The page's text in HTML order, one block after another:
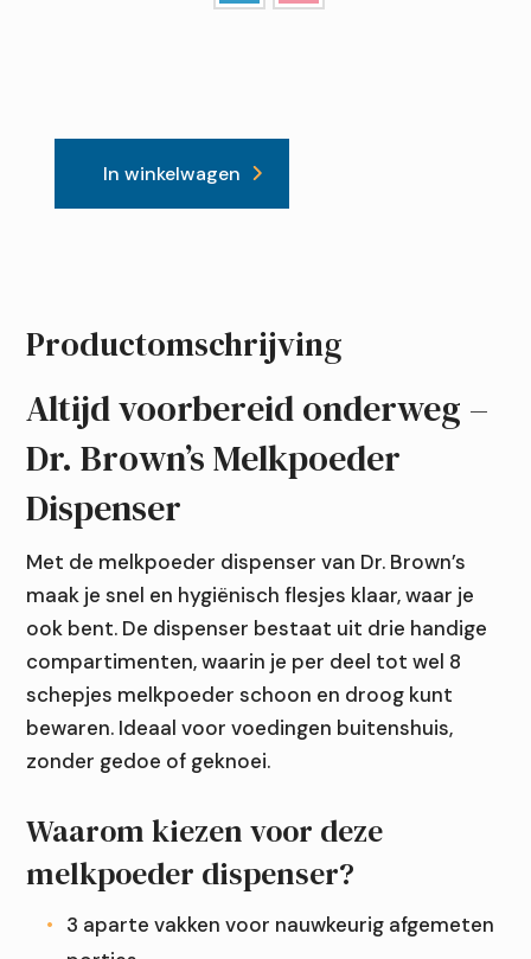
In winkelwagen
Productomschrijving
Altijd voorbereid onderweg –
Dr. Brown’s Melkpoeder
Dispenser
Met de melkpoeder dispenser van Dr. Brown’s
maak je snel en hygiënisch flesjes klaar, waar je
ook bent. De dispenser bestaat uit drie handige
compartimenten, waarin je per deel tot wel 8
schepjes melkpoeder schoon en droog kunt
bewaren. Ideaal voor voedingen buitenshuis,
zonder gedoe of geknoei.
Waarom kiezen voor deze
melkpoeder dispenser?
3 aparte vakken voor nauwkeurig afgemeten